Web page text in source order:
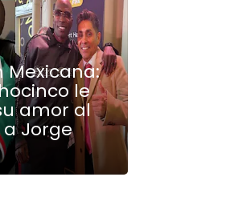
Mexicana:
le
amor al
a Jorge